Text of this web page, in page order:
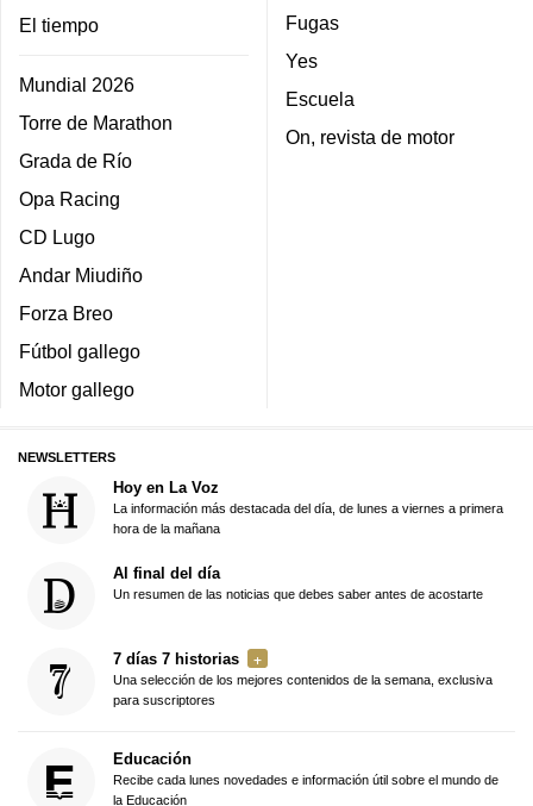
El tiempo
Mundial 2026
Torre de Marathon
Grada de Río
Opa Racing
CD Lugo
Andar Miudiño
Forza Breo
Fútbol gallego
Motor gallego
Fugas
Yes
Escuela
On, revista de motor
NEWSLETTERS
Hoy en La Voz
La información más destacada del día, de lunes a viernes a primera
hora de la mañana
Al final del día
Un resumen de las noticias que debes saber antes de acostarte
7 días 7 historias
Una selección de los mejores contenidos de la semana, exclusiva
para suscriptores
Educación
Recibe cada lunes novedades e información útil sobre el mundo de
la Educación